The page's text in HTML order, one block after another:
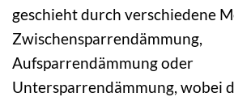
geschieht durch verschiedene
Zwischensparrendämmung,
Aufsparrendämmung oder
Untersparrendämmung, wobei